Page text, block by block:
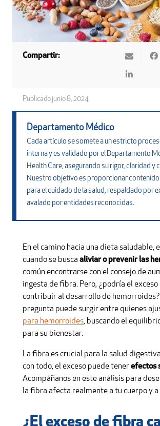
Compartir:
Publicado junio 8, 2024
Departamento Médico
Cada artículo se somete a un estricto
interna y es validado por el Departamento
Health Care, asegurando su rigor, claridad y
Nuestro objetivo es proporcionar contenido
para el cuidado de la salud, respaldado por
avalado por entidades reconocidas.
En el camino hacia una dieta saludable,
cuando se busca aliviar o prevenir las
común encontrarse con el consejo de
ingesta de fibra. Pero, ¿podría el
contribuir al desarrollo de
pregunta puede surgir entre quienes
para hemorroides, buscando el
para su bienestar.
La fibra es crucial para la salud
con todo, el exceso puede tenerefectos
Acompáñanos en este análisis para
la fibra afecta realmente a tu cuerpo y
¿El exceso de fibra